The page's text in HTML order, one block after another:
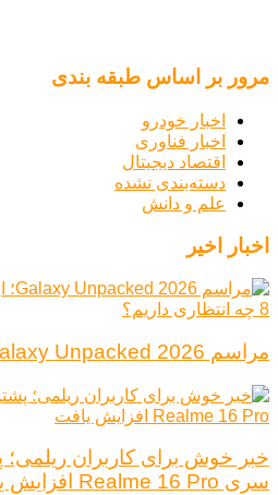
مرور بر اساس طبقه بندی
اخبار خودرو
اخبار فناوری
اقتصاد دیجیتال
دسته‌بندی نشده
علم و دانش
اخبار اخیر
مراسم Galaxy Unpacked 2026
خبر خوش برای کاربران ریلمی؛
سری Realme 16 Pro افزایش یافت